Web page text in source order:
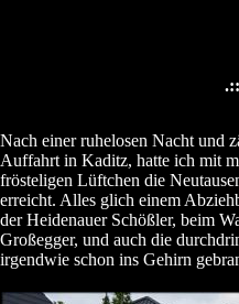
Nach einer ruhelosen Nacht und
Auffahrt in Kaditz, hatte ich mit
frösteligen Lüftchen die
erreicht. Alles glich einem
der Heidenauer Schößler, beim
Großegger, und auch die
irgendwie schon ins Gehirn